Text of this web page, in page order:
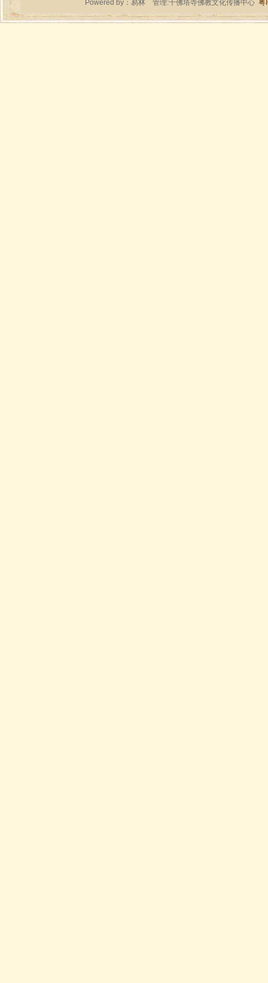
Powered by： 易林管理:千佛塔寺佛教文化传播中心 粤